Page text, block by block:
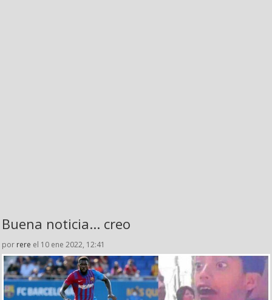
Buena noticia... creo
por rere el 10 ene 2022, 12:41